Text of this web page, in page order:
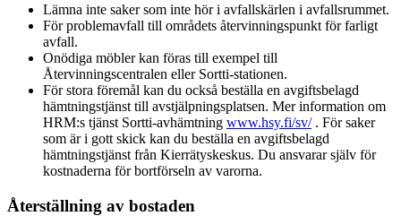
Lämna inte saker som inte hör i avfallskärlen i avfallsrummet.
För problemavfall till områdets återvinningspunkt för farligt
avfall.
Onödiga möbler kan föras till exempel till
Återvinningscentralen eller Sortti-stationen.
För stora föremål kan du också beställa en avgiftsbelagd
hämtningstjänst till avstjälpningsplatsen. Mer information om
HRM:s tjänst Sortti-avhämtning www.hsy.fi/sv/. För saker
som är i gott skick kan du beställa en avgiftsbelagd
hämtningstjänst från Kierrätyskeskus. Du ansvarar själv för
kostnaderna för bortförseln av varorna.
Återställning av bostaden